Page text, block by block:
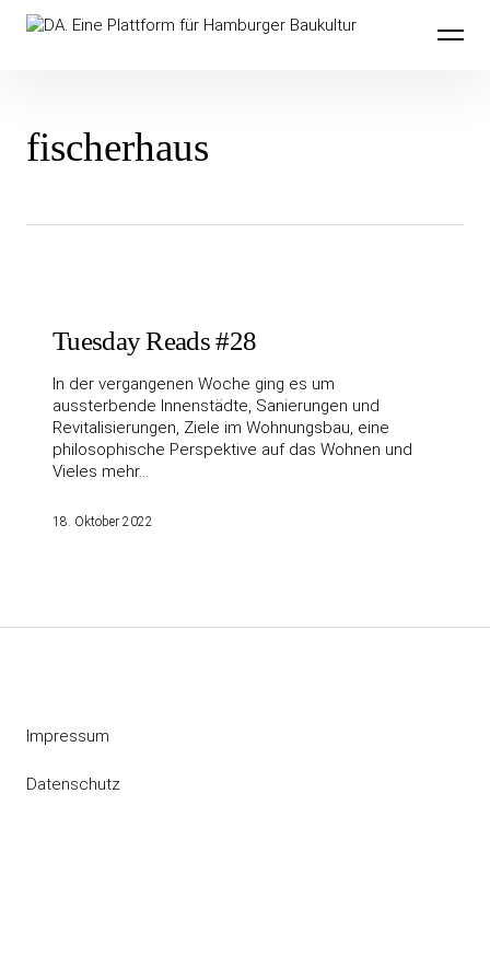
Inhalte
überspringenDA. Eine Plattform für Hamburger
fischerhaus
Tuesday Reads #28
In der vergangenen Woche ging es um
aussterbende Innenstädte, Sanierungen und
Revitalisierungen, Ziele im Wohnungsbau, eine
philosophische Perspektive auf das Wohnen und
Vieles mehr…
18. Oktober 2022
Impressum
Datenschutz